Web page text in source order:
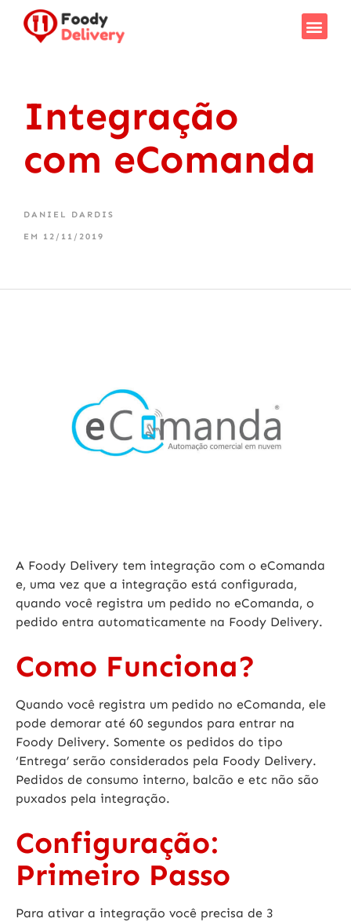
Integração
com eComanda
DANIEL DARDIS
EM 12/11/2019
A Foody Delivery tem integração com o eComanda
e, uma vez que a integração está configurada,
quando você registra um pedido no eComanda, o
pedido entra automaticamente na Foody Delivery.
Como Funciona?
Quando você registra um pedido no eComanda, ele
pode demorar até 60 segundos para entrar na
Foody Delivery. Somente os pedidos do tipo
‘Entrega’ serão considerados pela Foody Delivery.
Pedidos de consumo interno, balcão e etc não são
puxados pela integração.
Configuração:
Primeiro Passo
Para ativar a integração você precisa de 3